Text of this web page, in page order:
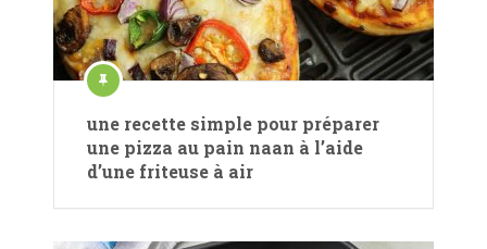
une recette simple pour préparer
une pizza au pain naan à l’aide
d’une friteuse à air